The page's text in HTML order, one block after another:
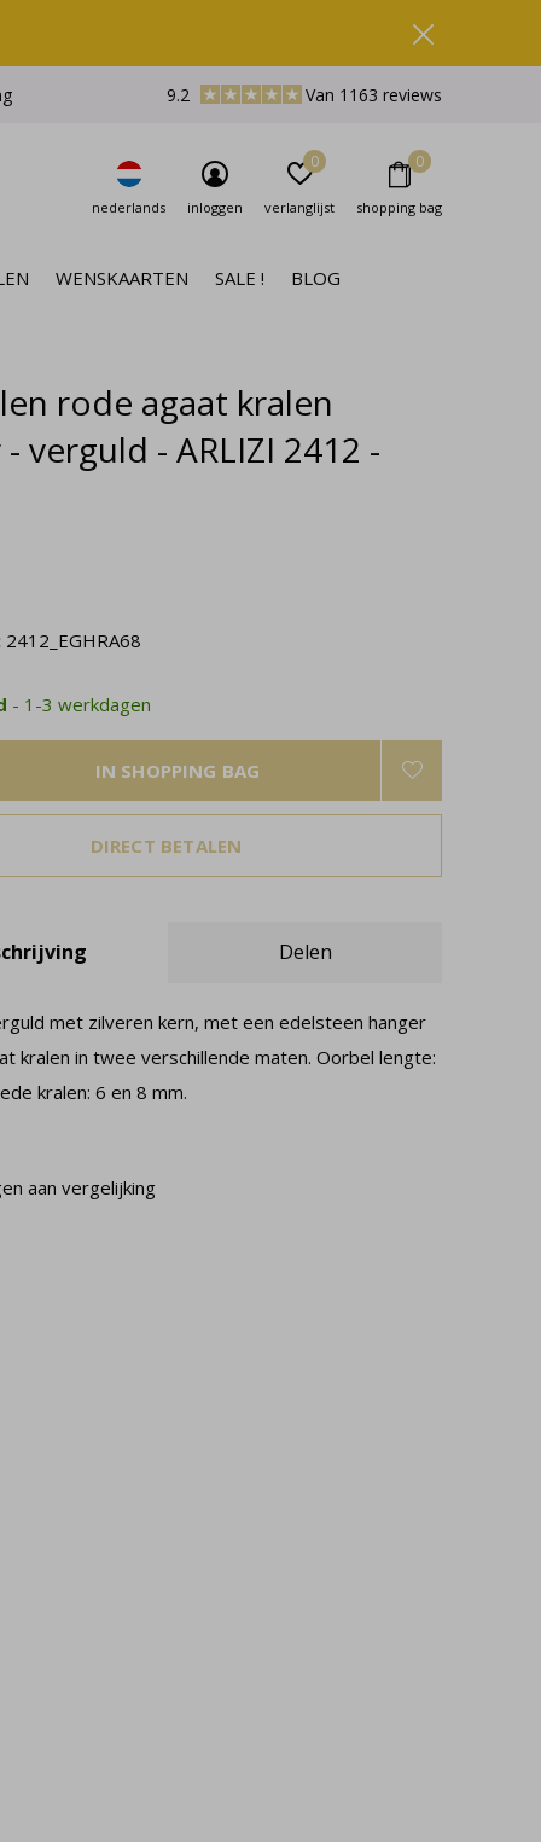
WENSKAARTEN SALE ! BLOG
nederlands inloggen verlanglijst
0
shopping bag
0
9.2 Van 1163 reviews
rode agaat kralen
verguld - ARLIZI 2412 -
2412_EGHRA68
- 1-3 werkdagen
IN SHOPPING BAG
DIRECT BETALEN
Delen
met zilveren kern, met een edelsteen hanger
kralen in twee verschillende maten. Oorbel lengte:
kralen: 6 en 8 mm.
aan vergelijking